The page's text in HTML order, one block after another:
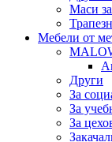
Маси
Мебели от
Други
За
За
За